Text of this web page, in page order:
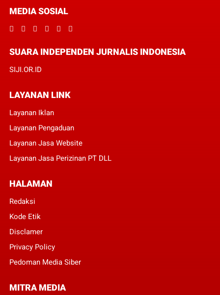
MEDIA SOSIAL
SUARA INDEPENDEN JURNALIS INDONESIA
SIJI.OR.ID
LAYANAN LINK
Layanan Iklan
Layanan Pengaduan
Layanan Jasa Website
Layanan Jasa Perizinan PT DLL
HALAMAN
Redaksi
Kode Etik
Disclamer
Privacy Policy
Pedoman Media Siber
MITRA MEDIA